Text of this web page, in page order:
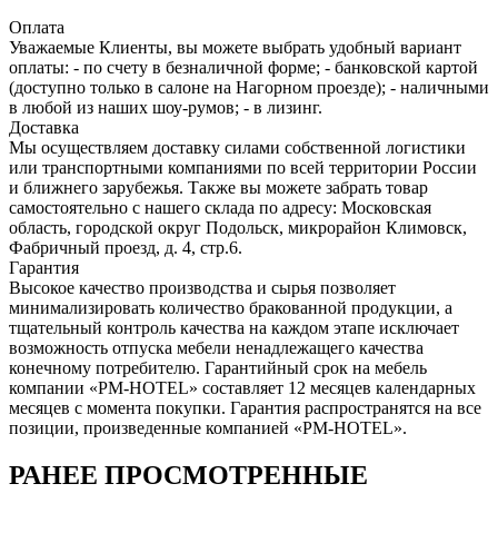
Оплата
Уважаемые Клиенты, вы можете выбрать удобный вариант
оплаты: - по счету в безналичной форме; - банковской картой
(доступно только в салоне на Нагорном проезде); - наличными
в любой из наших шоу-румов; - в лизинг.
Доставка
Мы осуществляем доставку силами собственной логистики
или транспортными компаниями по всей территории России
и ближнего зарубежья. Также вы можете забрать товар
самостоятельно с нашего склада по адресу: Московская
область, городcкой округ Подольск, микрорайон Климовск,
Фабричный проезд, д. 4, стр.6.
Гарантия
Высокое качество производства и сырья позволяет
минимализировать количество бракованной продукции, а
тщательный контроль качества на каждом этапе исключает
возможность отпуска мебели ненадлежащего качества
конечному потребителю. Гарантийный срок на мебель
компании «PM-HOTEL» составляет 12 месяцев календарных
месяцев с момента покупки. Гарантия распространятся на все
позиции, произведенные компанией «PM-HOTEL».
РАНЕЕ ПРОСМОТРЕННЫЕ